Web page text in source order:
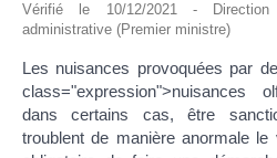
Vérifié le 10/12/2021 -
administrative (Premier ministre)
Les nuisances provoquées par
class="expression">nuisances
dans certains cas, être
troublent de manière anormale